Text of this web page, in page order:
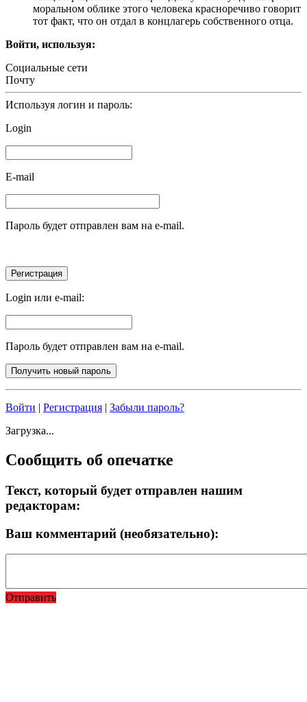
моральном облике этого человека красноречиво говорит
тот факт, что он отдал в концлагерь собственного отца.
Войти, используя:
Социальные сети
Почту
Используя логин и пароль:
Login
E-mail
Пароль будет отправлен вам на e-mail.
Login или e-mail:
Пароль будет отправлен вам на e-mail.
Войти | Регистрация | Забыли пароль?
Загрузка...
Сообщить об опечатке
Текст, который будет отправлен нашим
редакторам:
Ваш комментарий (необязательно):
Отправить